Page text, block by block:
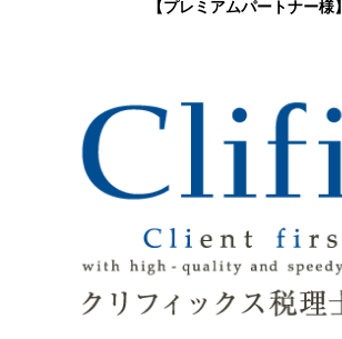
【プレミアムパートナー様】